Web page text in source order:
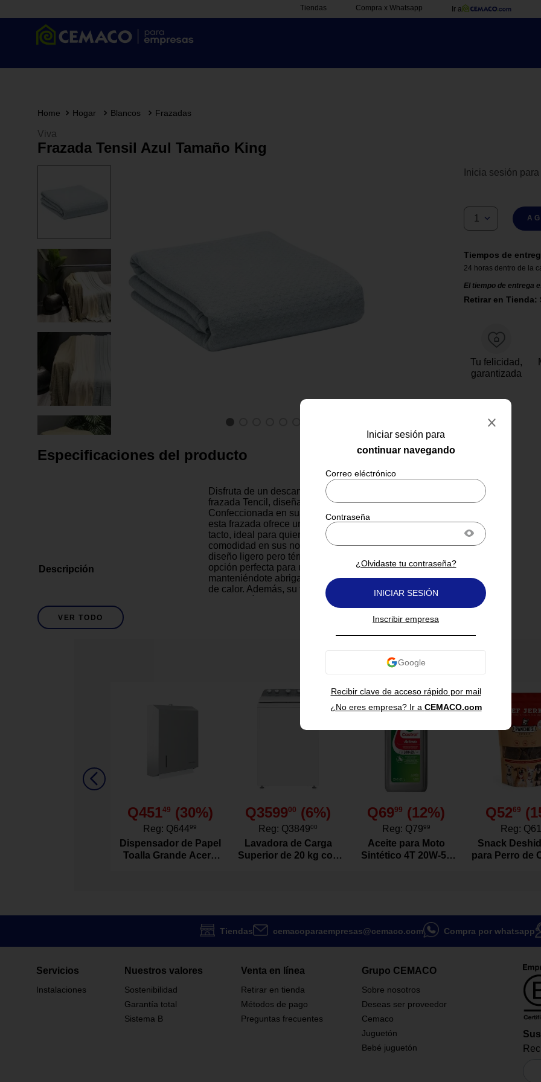
Tiendas Compra x Whatsapp Ir a
Iniciar sesión para
continuar navegando
Recibir clave de acceso rápido por mail
¿Olvidaste tu contraseña?
INICIAR SESIÓN
Inscribir empresa
¿No eres empresa? Ir a CEMACO.com
Hogar Blancos Frazadas
Viva
Frazada Tensil Azul Tamaño King
Inicia sesión
1
Tiempos de
24 horas dentro de la
El tiempo de entrega
Retirar en Tienda:
Tu felicidad,
garantizada
Especificaciones del producto
Descripción
Disfruta de un descanso confortable con la
frazada Tencil, diseñada para camas King.
Confeccionada en suave tejido de Tencel,
esta frazada ofrece una textura delicada al
tacto, ideal para quienes buscan suavidad y
comodidad en sus noches de descanso. Su
diseño ligero pero térmico la convierte en una
opción perfecta para usar durante todo el año,
manteniéndote abrigado sin generar exceso
de calor. Además, su tonalidad neutra
combina fácilmente con cualquier decoración
de recámara. Es fácil de lavar y mantener, lo
que la hace práctica para el uso diario. Una
Detalles del Producto
ATML/0524
Frazadas Delgadas
VER TODO
También te puede interesar
Q45149 (30%)
Reg: Q64499
Dispensador de Papel
Toalla Grande Acero
Q359900 (6%)
Reg: Q384900
Lavadora de Carga
Superior de 20 kg con
Q6999 (12%)
Reg: Q7999
Aceite para Moto
Sintético 4T 20W-50
Q5269 (
Reg: Q61
Snack
para Perro de
Tiendas cemacoparaempresas@cemaco.com Compra por whatsapp
Servicios
Instalaciones
Nuestros valores
Sostenibilidad
Garantía total
Sistema B
Venta en línea
Retirar en tienda
Métodos de pago
Preguntas frecuentes
Grupo CEMACO
Sobre nosotros
Deseas ser proveedor
Cemaco
Juguetón
Bebé juguetón